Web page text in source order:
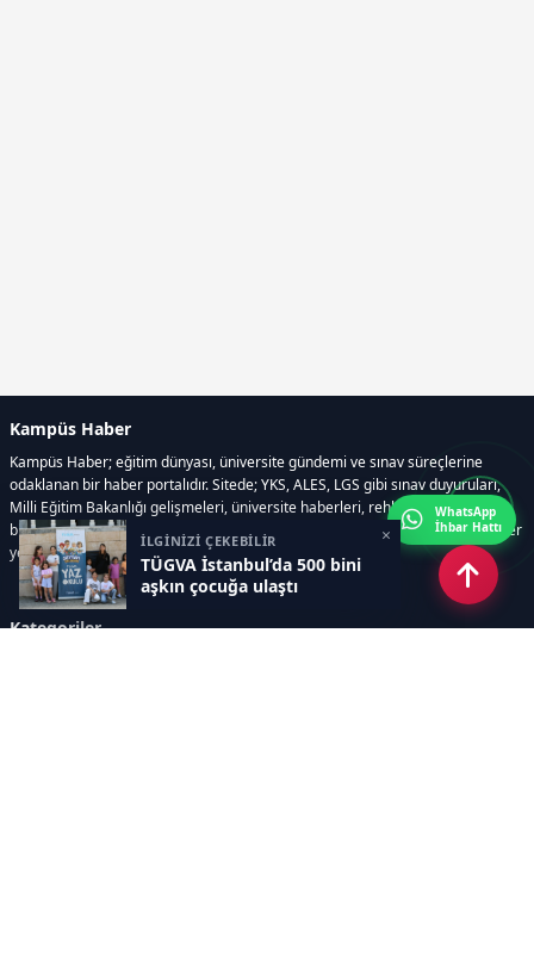
İLGİNİZİ ÇEKEBİLİR
TÜGVA İstanbul’da 500 bini
aşkın çocuğa ulaştı
×
Kampüs Haber
Kampüs Haber; eğitim dünyası, üniversite gündemi ve sınav süreçlerine
odaklanan bir haber portalıdır. Sitede; YKS, ALES, LGS gibi sınav duyuruları,
Milli Eğitim Bakanlığı gelişmeleri, üniversite haberleri, rehberlik içerikleri,
bilim ve teknoloji alanındaki yenilikler ile öğrenci yaşamına dair güncel bilgiler
yer alır.
Kategoriler
WhatsApp
İhbar Hattı